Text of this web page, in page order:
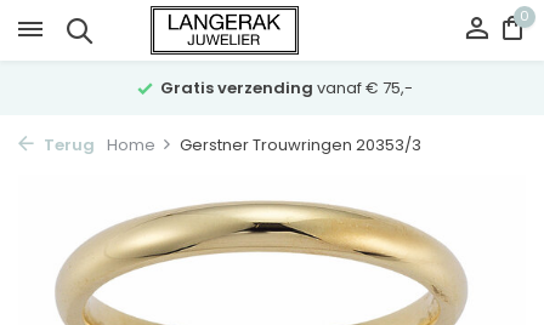
0
Gratis verzending vanaf € 75,-
Terug Home Gerstner Trouwringen 20353/3